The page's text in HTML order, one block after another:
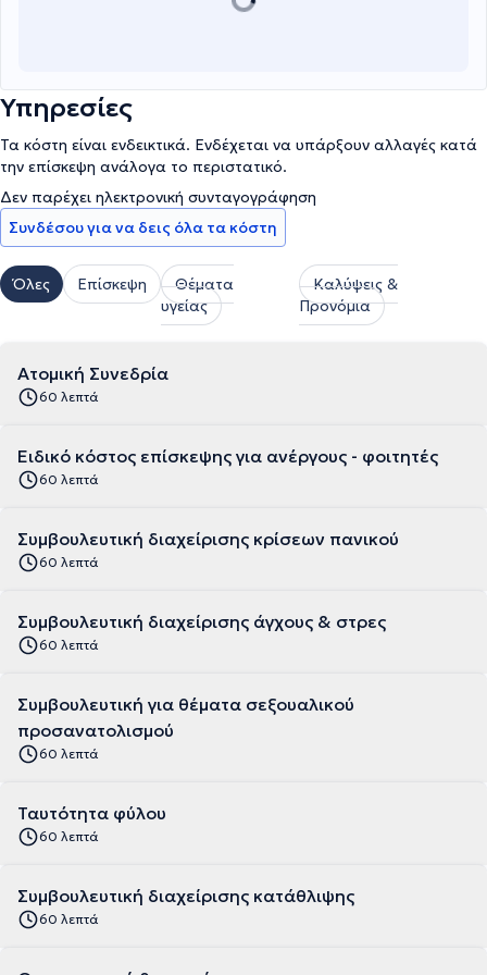
Υπηρεσίες
Τα κόστη είναι ενδεικτικά. Ενδέχεται να υπάρξουν αλλαγές κατά
την επίσκεψη ανάλογα το περιστατικό.
Δεν παρέχει ηλεκτρονική συνταγογράφηση
Συνδέσου για να δεις όλα τα κόστη
Όλες Επίσκεψη
Θέματα
υγείας
Καλύψεις &
Προνόμια
Ατομική Συνεδρία
60 λεπτά
Ειδικό κόστος επίσκεψης για ανέργους - φοιτητές
60 λεπτά
Συμβουλευτική διαχείρισης κρίσεων πανικού
60 λεπτά
Συμβουλευτική διαχείρισης άγχους & στρες
60 λεπτά
Συμβουλευτική για θέματα σεξουαλικού
προσανατολισμού
60 λεπτά
Ταυτότητα φύλου
60 λεπτά
Συμβουλευτική διαχείρισης κατάθλιψης
60 λεπτά